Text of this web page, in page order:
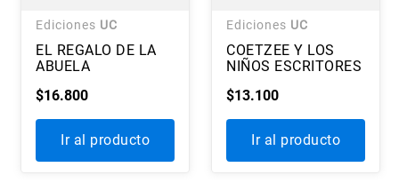
Ediciones UC
EL REGALO DE LA
ABUELA
$16.800
Ir al producto
Ediciones UC
COETZEE Y LOS
NIÑOS ESCRITORES
$13.100
Ir al producto